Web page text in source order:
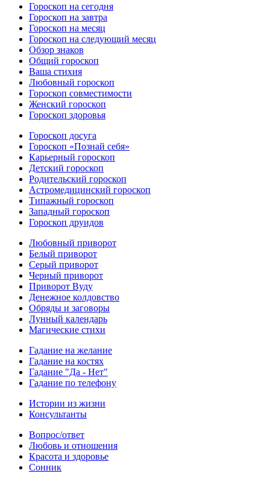
Гороскоп на сегодня
Гороскоп на завтра
Гороскоп на месяц
Гороскоп на следующий месяц
Обзор знаков
Общий гороскоп
Ваша стихия
Любовный гороскоп
Гороскоп совместимости
Женский гороскоп
Гороскоп здоровья
Гороскоп досуга
Гороскоп «Познай себя»
Карьерный гороскоп
Детский гороскоп
Родительский гороскоп
Астромедицинский гороскоп
Типажный гороскоп
Западный гороскоп
Гороскоп друидов
Любовный приворот
Белый приворот
Серый приворот
Черный приворот
Приворот Вуду
Денежное колдовство
Обряды и заговоры
Лунный календарь
Магические стихи
Гадание на желание
Гадание на костях
Гадание "Да - Нет"
Гадание по телефону
Истории из жизни
Консультанты
Вопрос/ответ
Любовь и отношения
Красота и здоровье
Сонник